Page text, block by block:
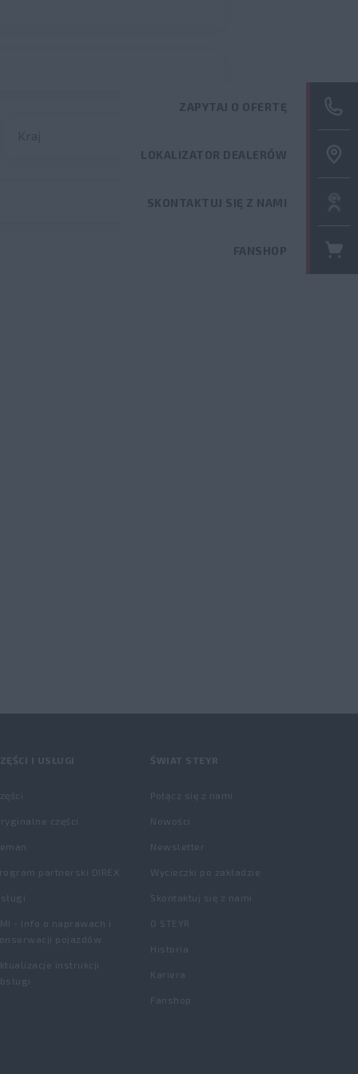
ZAPYTAJ O
FANSHOP
I USŁUGI
części
partnerski DIREX
- Info o naprawach i
pojazdów
instrukcji
ŚWIAT STEYR
Połącz się z nami
Nowości
Newsletter
Wycieczki po zakładzie
Skontaktuj się z nami
O STEYR
Historia
Kariera
Fanshop